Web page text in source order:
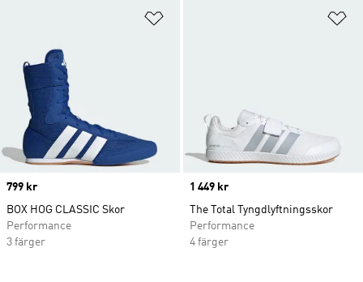
Price
799 kr
BOX HOG CLASSIC Skor
Performance
3 färger
Price
1 449 kr
The Total Tyngdlyftningsskor
Performance
4 färger